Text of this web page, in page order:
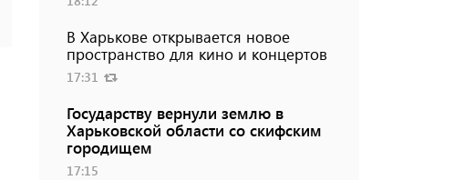
В Харькове открывается новое
пространство для кино и концертов
17:31
Государству вернули землю в
Харьковской области со скифским
городищем
17:15